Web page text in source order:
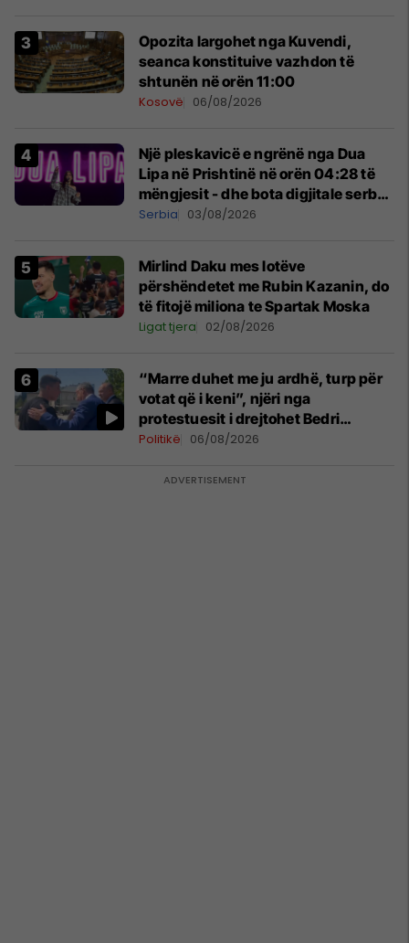
Opozita largohet nga Kuvendi,
seanca konstituive vazhdon të
shtunën në orën 11:00
Kosovë 06/08/2026
Një pleskavicë e ngrënë nga Dua
Lipa në Prishtinë në orën 04:28 të
mëngjesit - dhe bota digjitale serbe
shpall gjendjen e luftës
Serbia 03/08/2026
Mirlind Daku mes lotëve
përshëndetet me Rubin Kazanin, do
të fitojë miliona te Spartak Moska
Ligat tjera 02/08/2026
“Marre duhet me ju ardhë, turp për
votat që i keni”, njëri nga
protestuesit i drejtohet Bedri
Hamzës
Politikë 06/08/2026